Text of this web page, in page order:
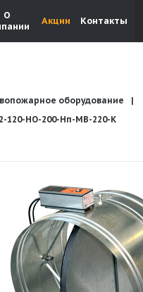
О
Акции Контакты
оборудование
120-НО-200-Нп-МВ-220-К